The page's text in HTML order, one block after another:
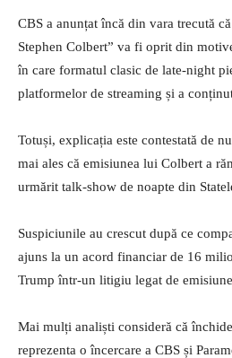
CBS a anunțat încă din vara trecută
Stephen Colbert” va fi oprit din
în care formatul clasic de late-night
platformelor de streaming și a
Totuși, explicația este contestată de
mai ales că emisiunea lui Colbert a
urmărit talk-show de noapte din
Suspiciunile au crescut după ce
ajuns la un acord financiar de 16
Trump într-un litigiu legat de
Mai mulți analiști consideră că
reprezenta o încercare a CBS și